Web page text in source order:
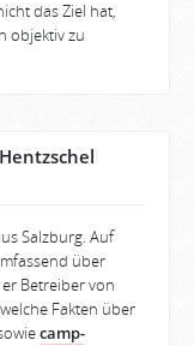
das Ziel hat,
objektiv zu
Salzburg. Auf
über
Betreiber von
Fakten über
camp-